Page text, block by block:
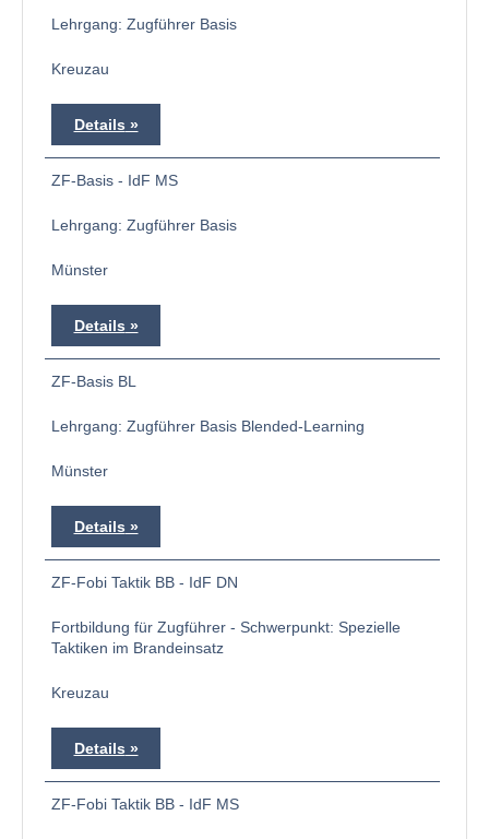
Lehrgang: Zugführer Basis
Kreuzau
Details
ZF-Basis - IdF MS
Lehrgang: Zugführer Basis
Münster
Details
ZF-Basis BL
Lehrgang: Zugführer Basis Blended-Learning
Münster
Details
ZF-Fobi Taktik BB - IdF DN
Fortbildung für Zugführer - Schwerpunkt: Spezielle
Taktiken im Brandeinsatz
Kreuzau
Details
ZF-Fobi Taktik BB - IdF MS